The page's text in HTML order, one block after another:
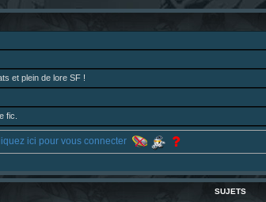
et plein de lore SF !
fic.
ici pour vous connecter
SUJETS